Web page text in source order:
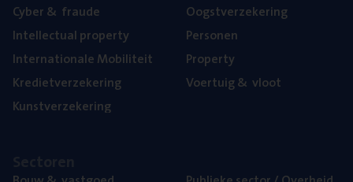
Cyber& fraude
Intel­lec­tu­al property
Inter­na­ti­o­na­le Mobiliteit
Kre­diet­ver­ze­ke­ring
Kunst­ver­ze­ke­ring
Oogst­ver­ze­ke­ring
Per­so­nen
Pro­per­ty
Voer­tuig& vloot